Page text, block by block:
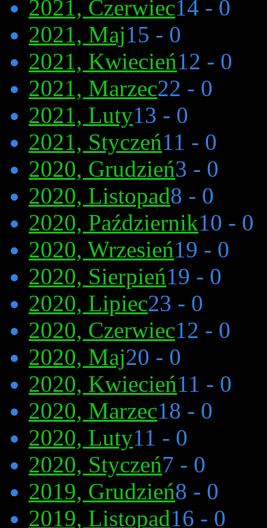
2021, Czerwiec14 - 0
2021, Maj15 - 0
2021, Kwiecień12 - 0
2021, Marzec22 - 0
2021, Luty13 - 0
2021, Styczeń11 - 0
2020, Grudzień3 - 0
2020, Listopad8 - 0
2020, Październik10 - 0
2020, Wrzesień19 - 0
2020, Sierpień19 - 0
2020, Lipiec23 - 0
2020, Czerwiec12 - 0
2020, Maj20 - 0
2020, Kwiecień11 - 0
2020, Marzec18 - 0
2020, Luty11 - 0
2020, Styczeń7 - 0
2019, Grudzień8 - 0
2019, Listopad16 - 0